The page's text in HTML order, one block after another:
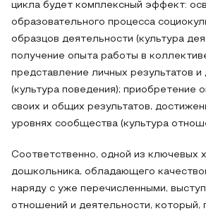
цикла будет комплексный эффект:
образовательного процесса
образцов деятельности (культура
получение опыта работы в
представление личных результатов и
(культура поведения); приобретение
своих и общих результатов,
уровнях сообщества (культура
Соответственно, одной из ключевых
дошкольника, обладающего
наряду с уже перечисленными,
отношений и деятельности, который,